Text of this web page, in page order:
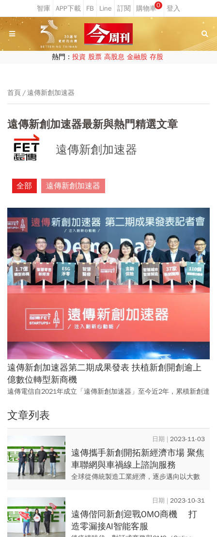
0
熱門： 投資 股票 高股息 金融股 存股
首頁 遠傳新創加速器
遠傳新創加速器最新與熱門精選文章
遠傳新創加速器
全部 遠傳新創加速器
遠傳新創加速器第二期成果發表 扶植新創開創逾上
億數位轉型新商機
遠傳電信自2021年成立「遠傳新創加速器」至今近2年，累積新創達
3.2億元，成果豐碩。
文章列表
2023-11-03
遠傳攜手新創開拓新經濟市場 聚焦
車聯網與車禍線上諮詢服務
全球從傳統製造工業經濟，逐步邁向以大數
識和資訊創造價值，同時提高生產力，這波
浪潮不僅為企業創造藍海...
2023-10-31
遠傳偕同新創迎戰OMO商機 打
造零漏接AI智能客服